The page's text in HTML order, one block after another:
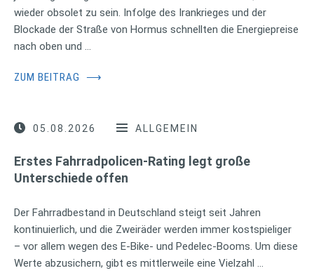
wieder obsolet zu sein. Infolge des Irankrieges und der
Blockade der Straße von Hormus schnellten die Energiepreise
nach oben und …
ZUM BEITRAG ⟶
05.08.2026 ALLGEMEIN
Erstes Fahrradpolicen-Rating legt große
Unterschiede offen
Der Fahrradbestand in Deutschland steigt seit Jahren
kontinuierlich, und die Zweiräder werden immer kostspieliger
– vor allem wegen des E-Bike- und Pedelec-Booms. Um diese
Werte abzusichern, gibt es mittlerweile eine Vielzahl …